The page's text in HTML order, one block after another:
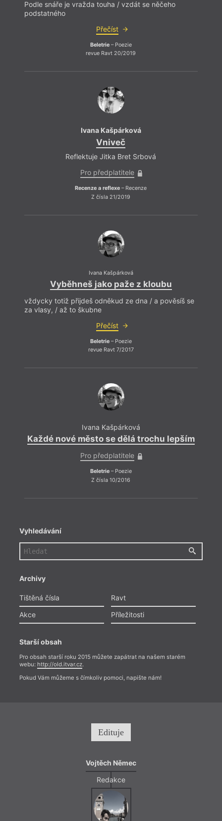
Podle snáře je vražda touha / vzdát se něčeho
podstatného
Přečíst
Beletrie– Poezie
revue Ravt 20/2019
Ivana Kašpárková
Vniveč
Reflektuje Jitka Bret Srbová
Pro předplatitele
Recenze a reflexe – Recenze
Z čísla 21/2019
Ivana Kašpárková
Vyběhneš jako paže z kloubu
vždycky totiž přijdeš odněkud ze dna / a pověsíš se
za vlasy, / až to škubne
Přečíst
Beletrie– Poezie
revue Ravt 7/2017
Ivana Kašpárková
Každé nové město se dělá trochu lepším
Pro předplatitele
Beletrie– Poezie
Z čísla 10/2016
Vyhledávání
Archivy
Tištěná čísla
Ravt
Akce
Příležitosti
Starší obsah
Pro obsah starší roku 2015 můžete zapátrat na našem starém
webu: http://old.itvar.cz.
Pokud Vám můžeme s čímkoliv pomoci, napište nám!
Edituje
Vojtěch Němec
Redakce